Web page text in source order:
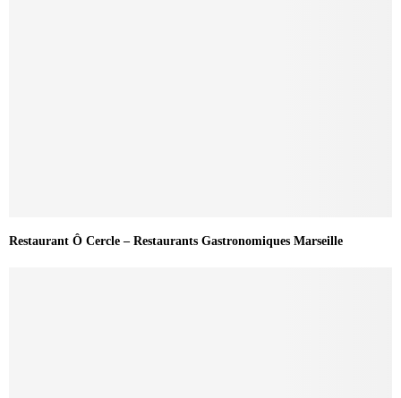
Restaurant Ô Cercle – Restaurants Gastronomiques Marseille